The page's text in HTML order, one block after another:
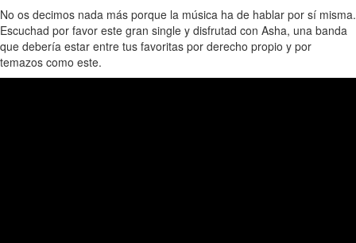
No os decimos nada más porque la música ha de hablar por sí misma.
Escuchad por favor este gran single y disfrutad con Asha, una banda
que debería estar entre tus favoritas por derecho propio y por
temazos como este.